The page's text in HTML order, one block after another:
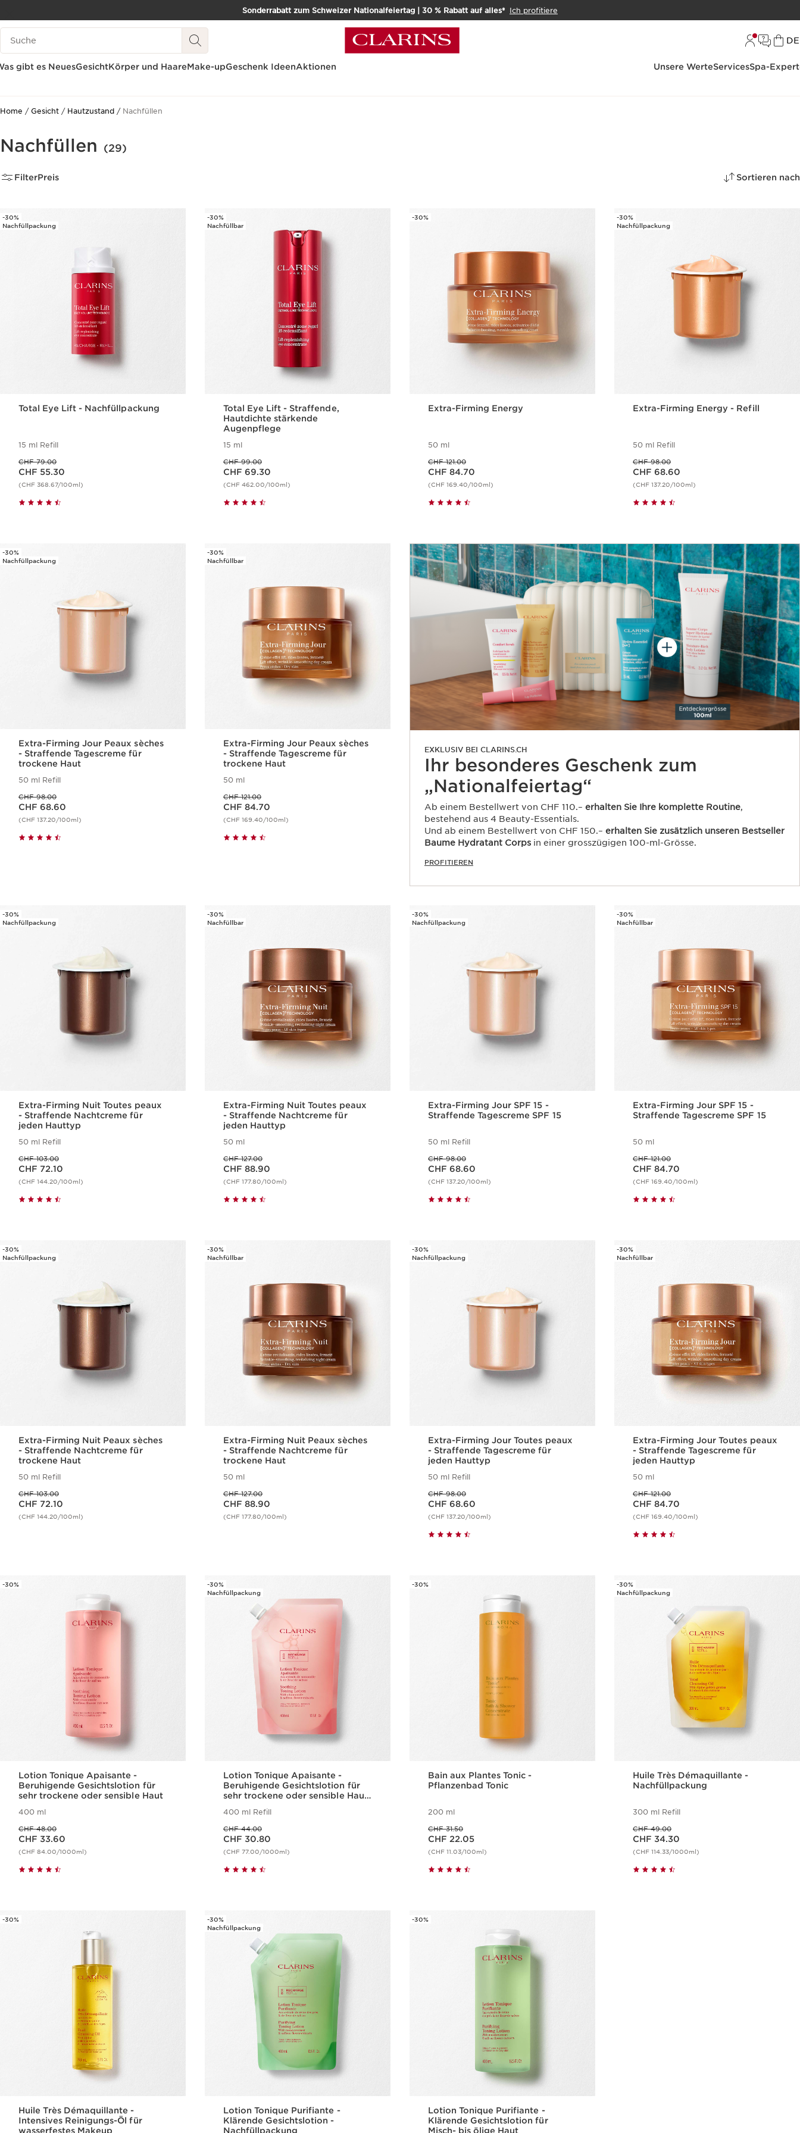
WEITER ZUM INHALT
BARRIEREFREIHEITSWERKZEUG
Sonderrabatt zum Schweizer Nationalfeiertag | 30 % Rabatt auf alles* Ich profitiere
Legende suchen
DE
gibt es NeuesGesichtKörper und HaareMake-upGeschenk IdeenAktionen Unsere WerteServicesSpa-
Home Gesicht Hautzustand Nachfüllen
Nachfüllen (29)
FilterPreis Sortieren nach
-30%
Nachfüllpackung
Total Eye Lift - Nachfüllpackung
15 ml Refill
CHF 79.00
Aktueller Preis CHF 55.30
CHF 55.30
(CHF 368.67/100ml)
-30%
Nachfüllbar
Total Eye Lift - Straffende,
Hautdichte stärkende
Augenpflege
15 ml
CHF 99.00
Aktueller Preis CHF 69.30
CHF 69.30
(CHF 462.00/100ml)
-30%
Extra-Firming Energy
50 ml
CHF 121.00
Aktueller Preis CHF 84.70
CHF 84.70
(CHF 169.40/100ml)
-30%
Nachfüllpackung
Extra-Firming Energy - Refill
50 ml Refill
CHF 98.00
Aktueller Preis CHF 68.60
CHF 68.60
(CHF 137.20/100ml)
-30%
Nachfüllpackung
Extra-Firming Jour Peaux sèches
- Straffende Tagescreme für
trockene Haut
50 ml Refill
CHF 98.00
Aktueller Preis CHF 68.60
CHF 68.60
(CHF 137.20/100ml)
-30%
Nachfüllbar
Extra-Firming Jour Peaux sèches
- Straffende Tagescreme für
trockene Haut
50 ml
CHF 121.00
Aktueller Preis CHF 84.70
CHF 84.70
(CHF 169.40/100ml)
EXKLUSIV BEI CLARINS.CH
Ihr besonderes Geschenk zum
„Nationalfeiertag“
Ab einem Bestellwert von CHF 110.– erhalten Sie Ihre komplette Routine,
bestehend aus 4 Beauty-Essentials.
Und ab einem Bestellwert von CHF 150.– erhalten Sie zusätzlich unseren Bestseller
Baume Hydratant Corps in einer grosszügigen 100-ml-Grösse.
PROFITIEREN
-30%
Nachfüllpackung
Extra-Firming Nuit Toutes peaux
- Straffende Nachtcreme für
jeden Hauttyp
50 ml Refill
CHF 103.00
Aktueller Preis CHF 72.10
CHF 72.10
(CHF 144.20/100ml)
-30%
Nachfüllbar
Extra-Firming Nuit Toutes peaux
- Straffende Nachtcreme für
jeden Hauttyp
50 ml
CHF 127.00
Aktueller Preis CHF 88.90
CHF 88.90
(CHF 177.80/100ml)
-30%
Nachfüllpackung
Extra-Firming Jour SPF 15 -
Straffende Tagescreme SPF 15
50 ml Refill
CHF 98.00
Aktueller Preis CHF 68.60
CHF 68.60
(CHF 137.20/100ml)
-30%
Nachfüllbar
Extra-Firming Jour SPF 15 -
Straffende Tagescreme SPF 15
50 ml
CHF 121.00
Aktueller Preis CHF 84.70
CHF 84.70
(CHF 169.40/100ml)
-30%
Nachfüllpackung
Extra-Firming Nuit Peaux sèches
- Straffende Nachtcreme für
trockene Haut
50 ml Refill
CHF 103.00
Aktueller Preis CHF 72.10
CHF 72.10
(CHF 144.20/100ml)
-30%
Nachfüllbar
Extra-Firming Nuit Peaux sèches
- Straffende Nachtcreme für
trockene Haut
50 ml
CHF 127.00
Aktueller Preis CHF 88.90
CHF 88.90
(CHF 177.80/100ml)
-30%
Nachfüllpackung
Extra-Firming Jour Toutes peaux
- Straffende Tagescreme für
jeden Hauttyp
50 ml Refill
CHF 98.00
Aktueller Preis CHF 68.60
CHF 68.60
(CHF 137.20/100ml)
-30%
Nachfüllbar
Extra-Firming Jour Toutes peaux
- Straffende Tagescreme für
jeden Hauttyp
50 ml
CHF 121.00
Aktueller Preis CHF 84.70
CHF 84.70
(CHF 169.40/100ml)
-30%
Lotion Tonique Apaisante -
Beruhigende Gesichtslotion für
sehr trockene oder sensible Haut
400 ml
CHF 48.00
Aktueller Preis CHF 33.60
CHF 33.60
(CHF 84.00/1000ml)
-30%
Nachfüllpackung
Lotion Tonique Apaisante -
Beruhigende Gesichtslotion für
sehr trockene oder sensible Haut
400 ml Refill
CHF 44.00
Aktueller Preis CHF 30.80
CHF 30.80
(CHF 77.00/1000ml)
-30%
Bain aux Plantes Tonic -
Pflanzenbad Tonic
200 ml
CHF 31.50
Aktueller Preis CHF 22.05
CHF 22.05
(CHF 11.03/100ml)
-30%
Nachfüllpackung
Huile Très Démaquillante -
Nachfüllpackung
300 ml Refill
CHF 49.00
Aktueller Preis CHF 34.30
CHF 34.30
(CHF 114.33/1000ml)
-30%
Huile Très Démaquillante -
Intensives Reinigungs-Öl für
wasserfestes Makeup
-30%
Nachfüllpackung
Lotion Tonique Purifiante -
Klärende Gesichtslotion -
Nachfüllpackung
-30%
Lotion Tonique Purifiante -
Klärende Gesichtslotion für
Misch- bis ölige Haut